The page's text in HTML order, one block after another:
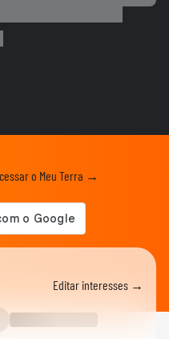
entre...
treme durante a prancha?
momento em que jogador
idoso...
momento em que Nicolas,
o Meu Terra →
Editar interesses →